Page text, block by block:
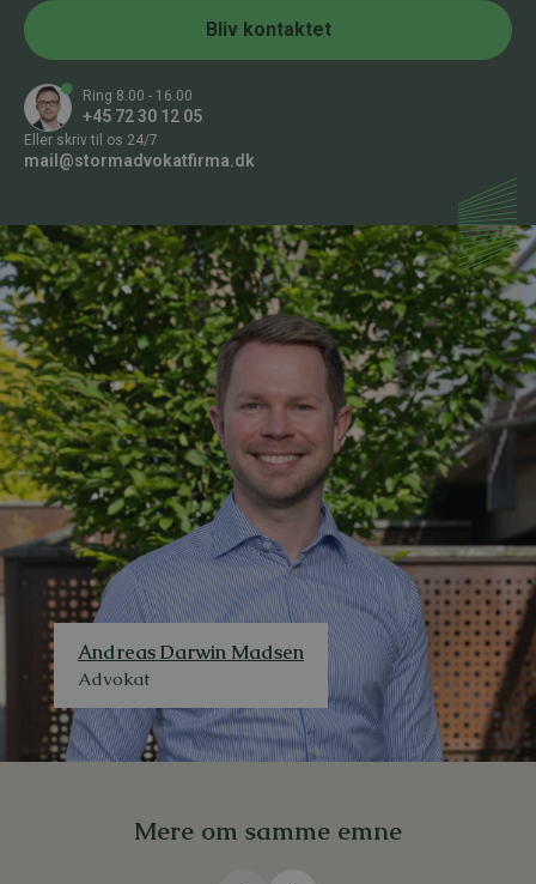
m
m
B
e
s
k
e
r
*
Bliv kontaktet
Ring 8.00 - 16.00
+45 72 30 12 05
Eller skriv til os 24/7
mail@stormadvokatfirma.dk
Andreas Darwin Madsen
Advokat
Mere om samme emne